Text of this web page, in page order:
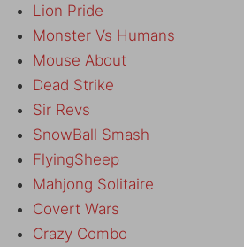
Lion Pride
Monster Vs Humans
Mouse About
Dead Strike
Sir Revs
SnowBall Smash
FlyingSheep
Mahjong Solitaire
Covert Wars
Crazy Combo